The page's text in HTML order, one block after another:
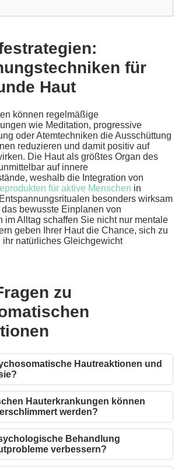
für
Haut
können regelmäßige
wie Meditation, progressive
oder Atemtechniken die Ausschüttung
reduzieren und damit positiv auf
Die Haut als größtes Organ des
auf innere
weshalb die Integration von
für aktive Menschen in
besonders wirksam
bewusste Einplanen von
im Alltag schaffen Sie nicht nur mentale
geben Ihrer Haut die Chance, sich zu
ihr natürliches Gleichgewicht
zu
Hautreaktionen und
Hauterkrankungen können
werden?
Behandlung
verbessern?